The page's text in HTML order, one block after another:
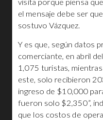
visita porque piensa
el mensaje debe ser
sostuvo Vázquez.
Y es que, según datos
comerciante, en abril
1,075 turistas,
este, solo recibieron
ingreso de $10,000
fueron solo $2,350”,
que los costos de